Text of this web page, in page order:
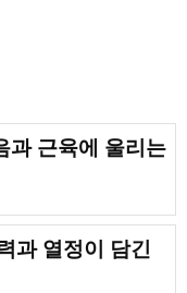
과 근육에 울리는
과 열정이 담긴